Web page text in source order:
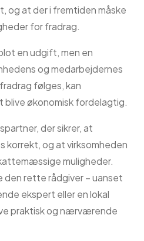
og at der i fremtiden måske
for fradrag.
en udgift, men en
og medarbejdernes
følges, kan
økonomisk fordelagtig.
der sikrer, at
korrekt, og at virksomheden
muligheder.
den rette rådgiver – uanset
ekspert eller en lokal
praktisk og nærværende